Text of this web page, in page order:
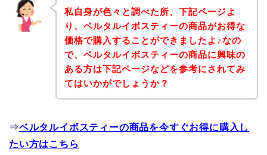
私自身が色々と調べた所、下記ページよ
り、ベルタルイボスティーの商品がお得な
価格で購入することができましたよ♪なの
で、ベルタルイボスティーの商品に興味の
ある方は下記ページなどを参考にされてみ
てはいかがでしょうか？
⇒ベルタルイボスティーの商品を今すぐお得に購入し
たい方はこちら